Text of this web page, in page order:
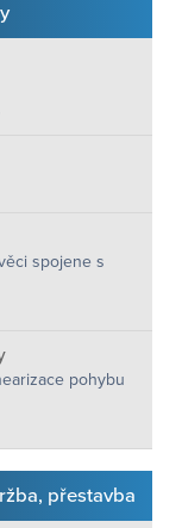
spojene s
pohybu
přestavba